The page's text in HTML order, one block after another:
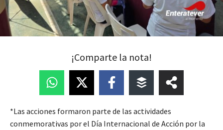
¡Comparte la nota!
*Las acciones formaron parte de las actividades
conmemorativas por el Día Internacional de Acción por la